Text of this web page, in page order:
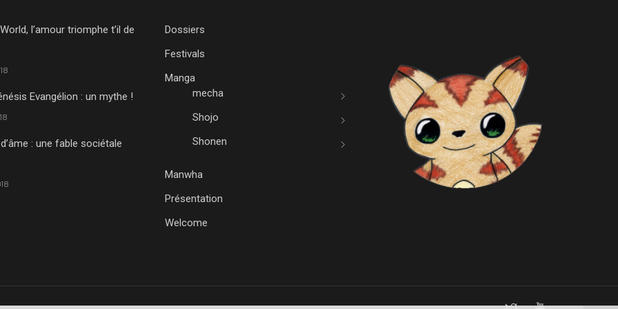
l’amour triomphe t’il de
Evangélion : un mythe !
: une fable sociétale
Dossiers
Festivals
Manga
mecha
Shojo
Shonen
Manwha
Présentation
Welcome